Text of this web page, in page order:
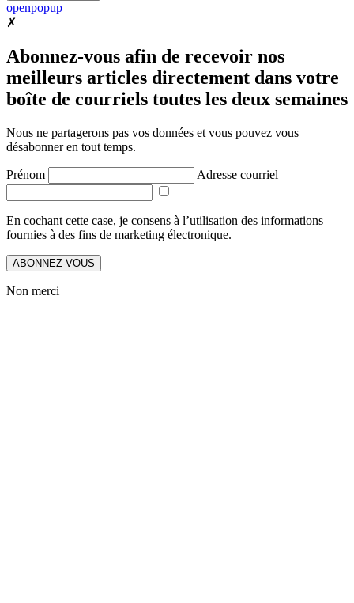
openpopup
✗
Abonnez-vous afin de recevoir nos
meilleurs articles directement dans votre
boîte de courriels toutes les deux semaines
Nous ne partagerons pas vos données et vous pouvez vous
désabonner en tout temps.
Prénom Adresse courriel
En cochant cette case, je consens à l’utilisation des informations
fournies à des fins de marketing électronique.
ABONNEZ-VOUS
Non merci